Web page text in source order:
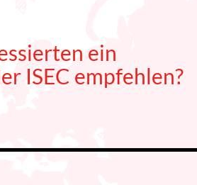
ein
ISEC empfehlen?